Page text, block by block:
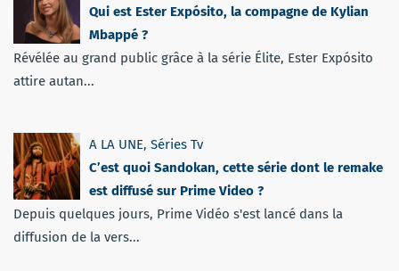
Qui est Ester Expósito, la compagne de Kylian
Mbappé ?
Révélée au grand public grâce à la série Élite, Ester Expósito
attire autan...
A LA UNE, Séries Tv
C’est quoi Sandokan, cette série dont le remake
est diffusé sur Prime Video ?
Depuis quelques jours, Prime Vidéo s'est lancé dans la
diffusion de la vers...